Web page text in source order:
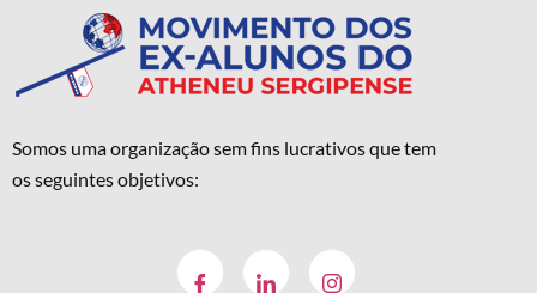
Somos uma organização sem fins lucrativos que tem
os seguintes objetivos: